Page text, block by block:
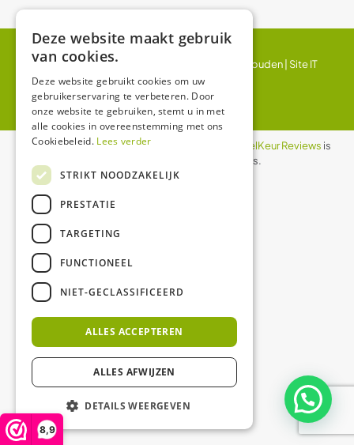
8,9
© 2024 Ledgloeilamp | Alle rechten voorbehouden | Site IT
BV
De waardering van ledgloeilamp.nl bij WebwinkelKeur Reviews is
8.9/10 gebaseerd op 1158 reviews.
Deze website maakt gebruik
van cookies.
Deze website gebruikt cookies om uw
gebruikerservaring te verbeteren. Door
onze website te gebruiken, stemt u in met
alle cookies in overeenstemming met ons
Cookiebeleid. Lees verder
STRIKT NOODZAKELIJK
PRESTATIE
TARGETING
FUNCTIONEEL
NIET-GECLASSIFICEERD
ALLES ACCEPTEREN
ALLES AFWIJZEN
DETAILS WEERGEVEN